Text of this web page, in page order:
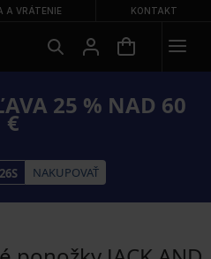
A VRÁTENIE KONTAKT
25 % NAD 60
€
26S NAKUPOVAŤ